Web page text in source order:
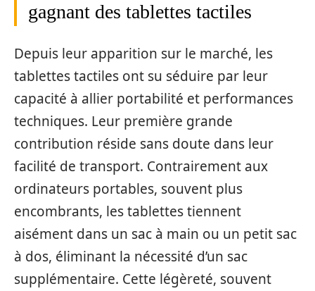
gagnant des tablettes tactiles
Depuis leur apparition sur le marché, les
tablettes tactiles ont su séduire par leur
capacité à allier portabilité et performances
techniques. Leur première grande
contribution réside sans doute dans leur
facilité de transport. Contrairement aux
ordinateurs portables, souvent plus
encombrants, les tablettes tiennent
aisément dans un sac à main ou un petit sac
à dos, éliminant la nécessité d’un sac
supplémentaire. Cette légèreté, souvent